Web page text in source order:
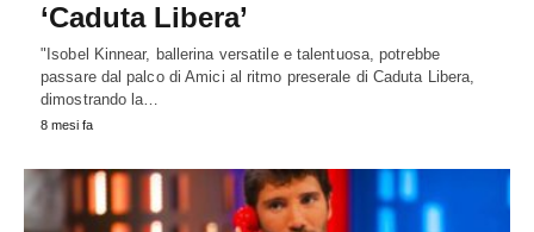
‘Caduta Libera’
"Isobel Kinnear, ballerina versatile e talentuosa, potrebbe
passare dal palco di Amici al ritmo preserale di Caduta Libera,
dimostrando la…
8 mesi fa